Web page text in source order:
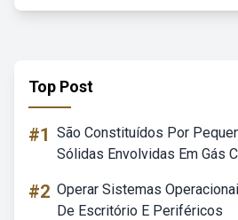
Top Post
#1 São Constituídos Por
Sólidas Envolvidas Em Gás
#2 Operar Sistemas
De Escritório E Periféricos